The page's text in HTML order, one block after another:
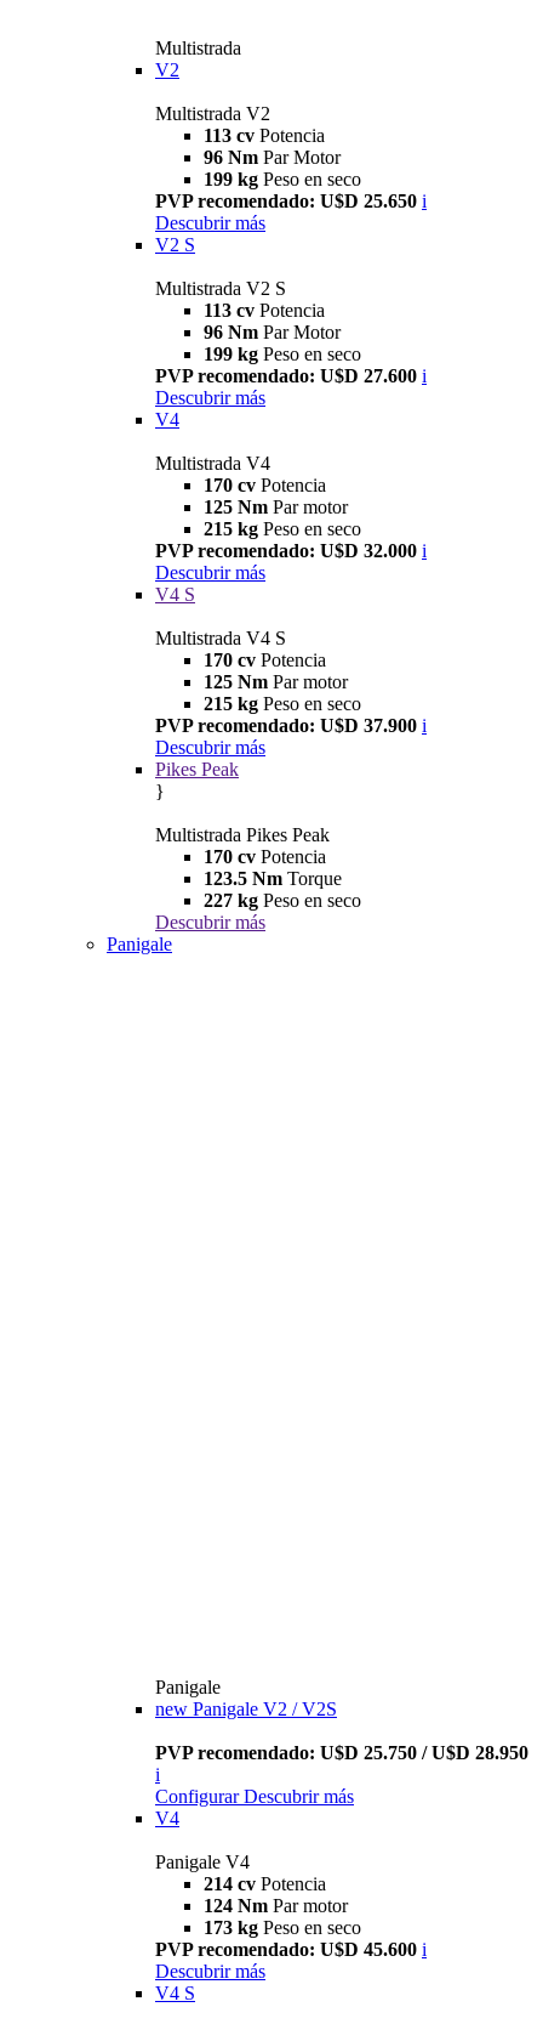
Multistrada
V2
Multistrada V2
113 cv Potencia
96 Nm Par Motor
199 kg Peso en seco
PVP recomendado: U$D 25.650 i
Descubrir más
V2 S
Multistrada V2 S
113 cv Potencia
96 Nm Par Motor
199 kg Peso en seco
PVP recomendado: U$D 27.600 i
Descubrir más
V4
Multistrada V4
170 cv Potencia
125 Nm Par motor
215 kg Peso en seco
PVP recomendado: U$D 32.000 i
Descubrir más
V4 S
Multistrada V4 S
170 cv Potencia
125 Nm Par motor
215 kg Peso en seco
PVP recomendado: U$D 37.900 i
Descubrir más
Pikes Peak
}
Multistrada Pikes Peak
170 cv Potencia
123.5 Nm Torque
227 kg Peso en seco
Descubrir más
Panigale
Panigale
new Panigale V2 / V2S
PVP recomendado: U$D 25.750 / U$D 28.950
i
Configurar Descubrir más
V4
Panigale V4
214 cv Potencia
124 Nm Par motor
173 kg Peso en seco
PVP recomendado: U$D 45.600 i
Descubrir más
V4 S